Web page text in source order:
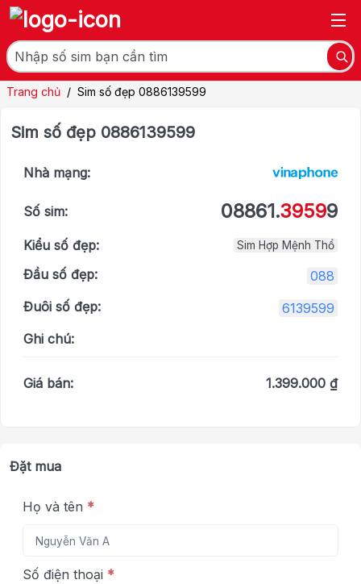
Trang chủ / Sim số đẹp 0886139599
Sim số đẹp 0886139599
Nhà mạng:
Số sim: 08861.39599
Kiểu số đẹp: Sim Hợp Mệnh Thổ
Đầu số đẹp:
088
Đuôi số đẹp:
6139599
Ghi chú:
Giá bán: 1.399.000 ₫
Đặt mua
Họ và tên *
Số điện thoại *